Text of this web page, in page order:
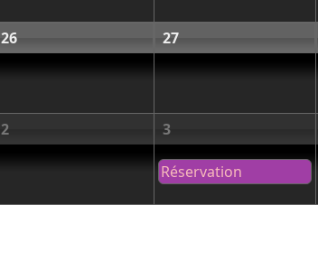
26 27
2 3
Réservation